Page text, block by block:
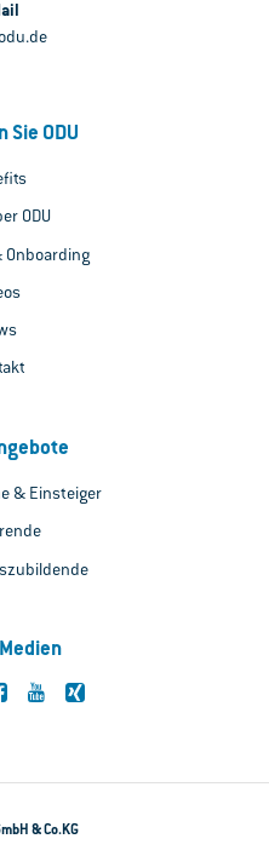
Sie ODU
ODU
Onboarding
& Einsteiger
& Co.KG